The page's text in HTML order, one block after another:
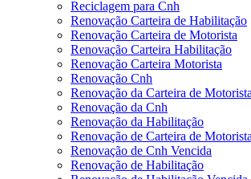
Reciclagem para Cnh
Renovação Carteira de Habilitação
Renovação Carteira de Motorista
Renovação Carteira Habilitação
Renovação Carteira Motorista
Renovação Cnh
Renovação da Carteira de Motorista
Renovação da Cnh
Renovação da Habilitação
Renovação de Carteira de Motorista
Renovação de Cnh Vencida
Renovação de Habilitação